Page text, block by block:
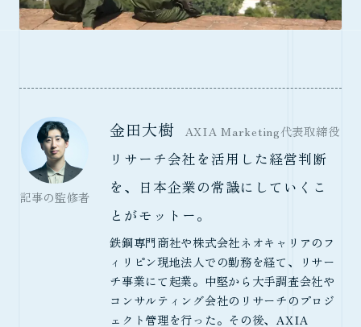
記事の監修者
金田大樹 AXIA Marketing代表取締役
リサーチ会社を活用した経営判断
を、日本企業の常識にしていくこ
とがモットー。
鉄鋼専門商社や株式会社ネオキャリアのフ
ィリピン現地法人での勤務を経て、リサー
チ事業にて起業。中堅から大手調査会社や
コンサルティング会社のリサーチのプロジ
ェクト管理を行った。その後、AXIA